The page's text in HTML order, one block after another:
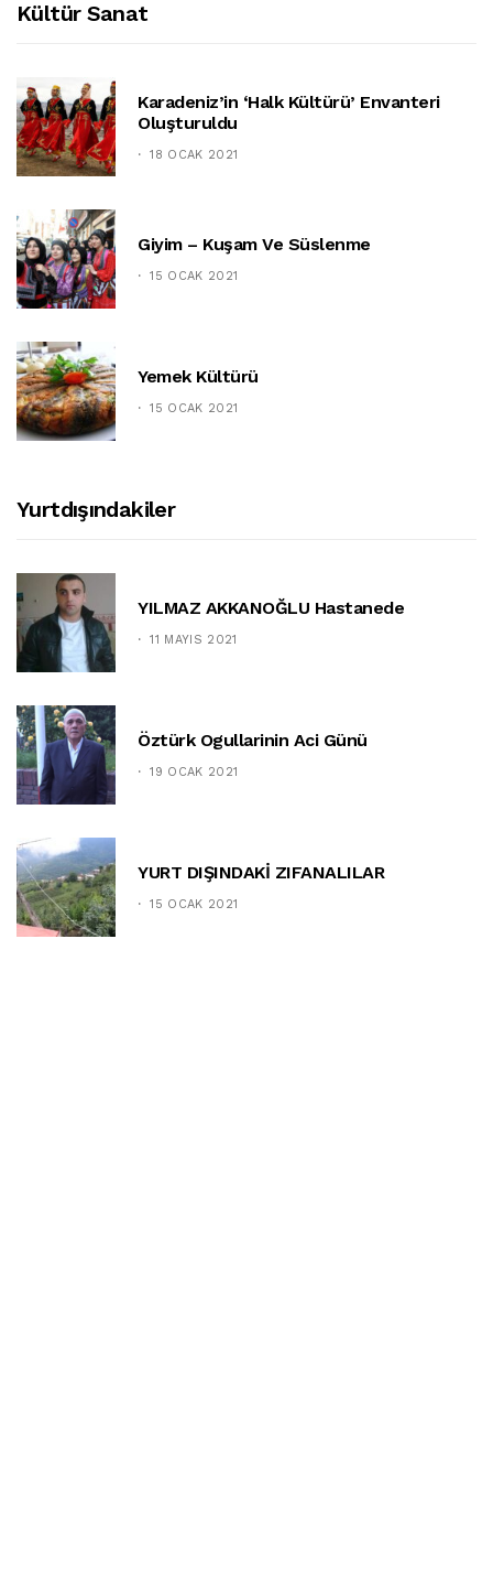
Kültür Sanat
Karadeniz’in ‘halk Kültürü’ Envanteri
Oluşturuldu
18 OCAK 2021
Giyim – Kuşam Ve Süslenme
15 OCAK 2021
Yemek Kültürü
15 OCAK 2021
Yurtdışındakiler
YILMAZ AKKANOĞLU Hastanede
11 MAYIS 2021
Öztürk Ogullarinin Aci Günü
19 OCAK 2021
YURT DIŞINDAKİ ZIFANALILAR
15 OCAK 2021